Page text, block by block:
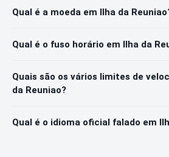
Qual é a moeda em Ilha da
Qual é o fuso horário em Ilha da
Quais são os vários limites de
da Reuniao?
Qual é o idioma oficial falado em